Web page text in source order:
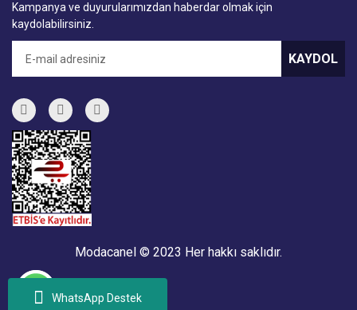
WhatsApp Destek
Kampanya ve duyurularımızdan haberdar olmak için
kaydolabilirsiniz.
KAYDOL
Modacanel © 2023 Her hakkı saklıdır.